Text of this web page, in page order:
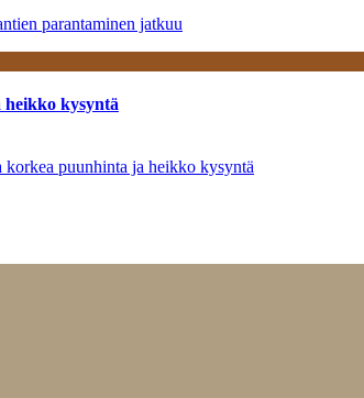
parantaminen jatkuu
heikko kysyntä
puunhinta ja heikko kysyntä